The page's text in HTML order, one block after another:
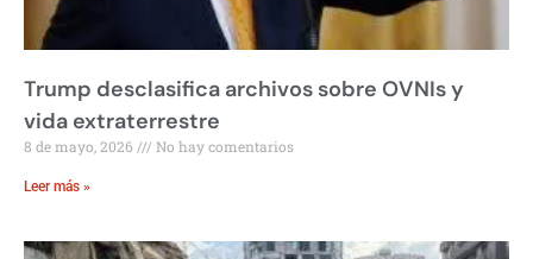
Trump desclasifica archivos sobre OVNIs y
vida extraterrestre
8 de mayo, 2026 No hay comentarios
Leer más »